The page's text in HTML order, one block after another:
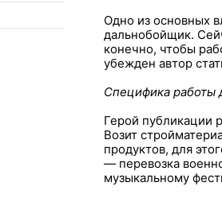
Одно из основных
дальнобойщик.
конечно, чтобы
убежден автор
Специфика работы
Герой публикации
Возит
продуктов, для
— перевозка
музыкальному